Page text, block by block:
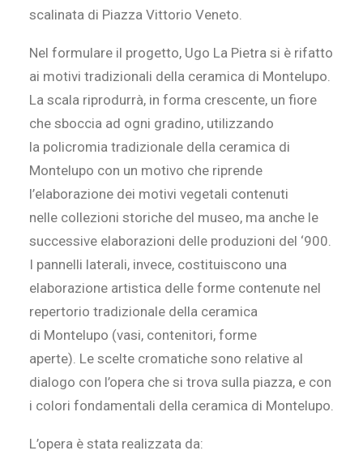
scalinata di Piazza Vittorio Veneto.
Nel formulare il progetto, Ugo La Pietra si è rifatto
ai motivi tradizionali della ceramica di Montelupo.
La scala riprodurrà, in forma crescente, un fiore
che sboccia ad ogni gradino, utilizzando
la policromia tradizionale della ceramica di
Montelupo con un motivo che riprende
l’elaborazione dei motivi vegetali contenuti
nelle collezioni storiche del museo, ma anche le
successive elaborazioni delle produzioni del ‘900.
I pannelli laterali, invece, costituiscono una
elaborazione artistica delle forme contenute nel
repertorio tradizionale della ceramica
di Montelupo (vasi, contenitori, forme
aperte). Le scelte cromatiche sono relative al
dialogo con l’opera che si trova sulla piazza, e con
i colori fondamentali della ceramica di Montelupo.
L’opera è stata realizzata da: